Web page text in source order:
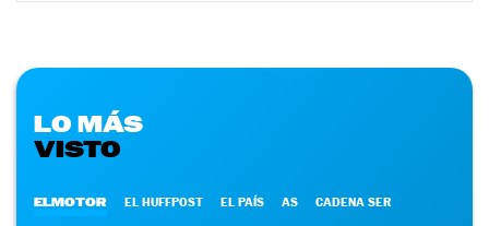
LO MÁS
VISTO
ELMOTOR EL HUFFPOST EL PAÍS AS CADENA SER